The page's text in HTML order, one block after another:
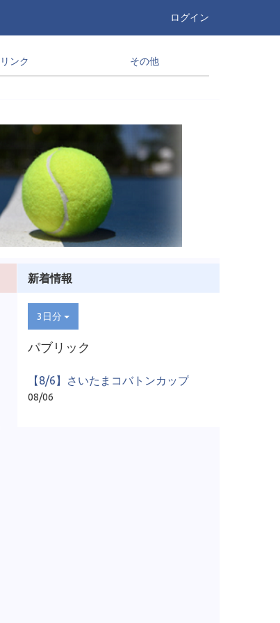
ログイン
リンク その他
新着情報
3日分
パブリック
【8/6】さいたまコバトンカップ
08/06